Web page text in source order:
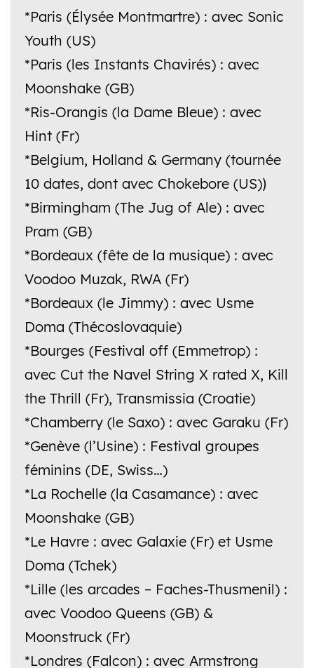
*Paris (Élysée Montmartre) : avec Sonic
Youth (US)
*Paris (les Instants Chavirés) : avec
Moonshake (GB)
*Ris-Orangis (la Dame Bleue) : avec
Hint (Fr)
*Belgium, Holland & Germany (tournée
10 dates, dont avec Chokebore (US))
*Birmingham (The Jug of Ale) : avec
Pram (GB)
*Bordeaux (fête de la musique) : avec
Voodoo Muzak, RWA (Fr)
*Bordeaux (le Jimmy) : avec Usme
Doma (Thécoslovaquie)
*Bourges (Festival off (Emmetrop) :
avec Cut the Navel String X rated X, Kill
the Thrill (Fr), Transmissia (Croatie)
*Chamberry (le Saxo) : avec Garaku (Fr)
*Genève (l’Usine) : Festival groupes
féminins (DE, Swiss…)
*La Rochelle (la Casamance) : avec
Moonshake (GB)
*Le Havre : avec Galaxie (Fr) et Usme
Doma (Tchek)
*Lille (les arcades – Faches-Thusmenil) :
avec Voodoo Queens (GB) &
Moonstruck (Fr)
*Londres (Falcon) : avec Armstrong